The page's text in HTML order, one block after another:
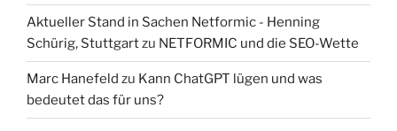
Aktueller Stand in Sachen Netformic - Henning
Schürig, Stuttgartzu NETFORMIC und die SEO-Wette
Marc Hanefeld zu Kann ChatGPT lügen und was
bedeutet das für uns?